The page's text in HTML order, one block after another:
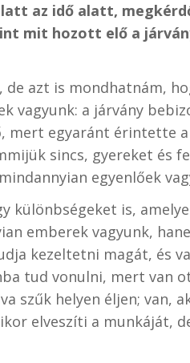
az idő alatt,
mit hozott elő a
azt is mondhatnám,
vagyunk: a járvány
mert egyaránt érintette
sincs, gyereket és
egyenlőek
különbségeket is,
emberek vagyunk,
kezeltetni magát, és
tud vonulni, mert van
szűk helyen éljen; van,
elveszíti a munkáját,